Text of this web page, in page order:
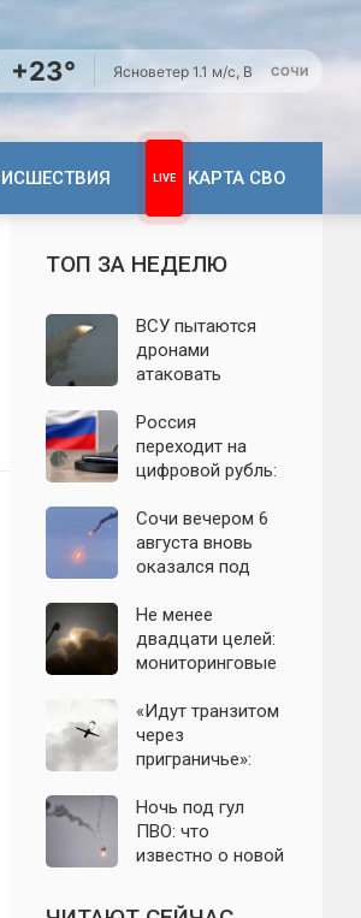
+23° Ясноветер 1.1 м/с, В СОЧИ
КАРТА СВО
ТОП ЗА НЕДЕЛЮ
ВСУ пытаются
дронами
атаковать
Крыма: свежие
подробности
налёта на
06.08.2026
Россия
переходит на
цифровой рубль:
систему сравнили
с моделью СССР
Сочи вечером 6
августа вновь
оказался под
беспилотников
Не менее
двадцати целей:
мониторинговые
сообщили о
группе БПЛА на
подлёте к
«Идут транзитом
через
приграничье»:
точки запуска
дронов ВСУ по
Подмосковью
Ночь под гул
ПВО: что
известно о новой
Подмосковье и